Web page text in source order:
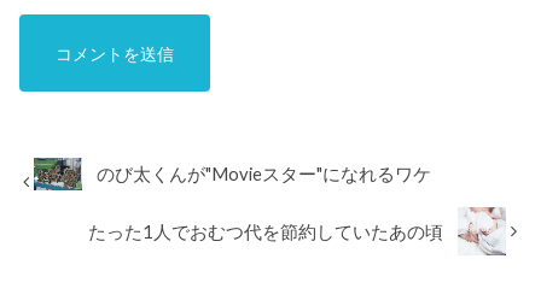
のび太くんが"Movieスター"になれるワケ
たった1人でおむつ代を節約していたあの頃